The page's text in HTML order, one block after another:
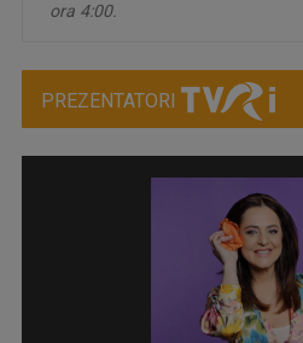
ora 4:00.
PREZENTATORI